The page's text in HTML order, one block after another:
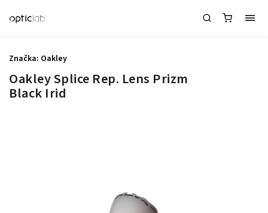
Oakley Splice Rep. Lens Prizm
Black Irid
Značka: Oakley